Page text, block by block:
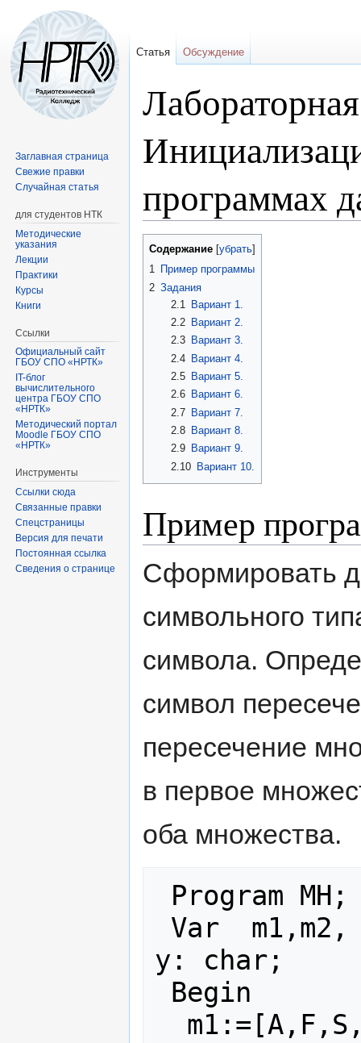
программах
Перейти
навигации
Перейти
поиску
Содержание
1 Пример программы
2 Задания
2.1
Вариант 1.
2.2
Вариант 2.
2.3
Вариант 3.
2.4
Вариант 4.
2.5
Вариант 5.
2.6
Вариант 6.
2.7 Вариант 7.
2.8
Вариант 8.
2.9
Вариант 9.
2.10 Вариант 10.
Пример
Сформировать
символьного
символа.
символ
пересечение
в первое
оба множества.
y: char;
Статья Обсуждение
Заглавная страница
Свежие правки
Случайная статья
для студентов НТК
Методические
указания
Лекции
Практики
Курсы
Книги
Ссылки
Официальный сайт
ГБОУ СПО «НРТК»
IT-блог
вычислительного
центра ГБОУ СПО
«НРТК»
Методический портал
Moodle ГБОУ СПО
«НРТК»
Инструменты
Ссылки сюда
Связанные правки
Спецстраницы
Версия для печати
Постоянная ссылка
Сведения о странице